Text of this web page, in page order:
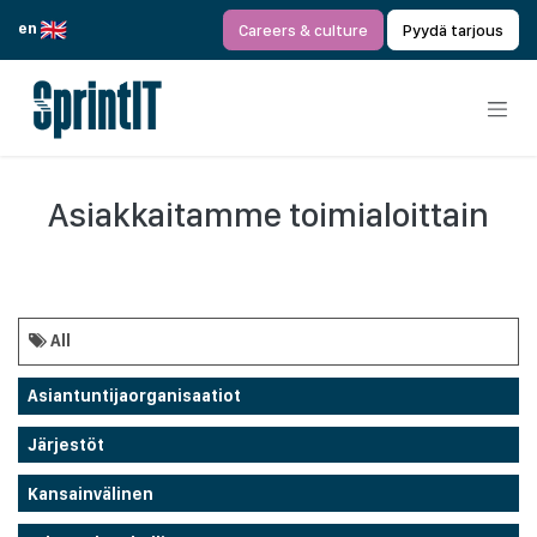
en
Careers & culture Pyydä tarjous
Asiakkaitamme toimialoittain
All
Asiantuntijaorganisaatiot
Järjestöt
Kansainvälinen